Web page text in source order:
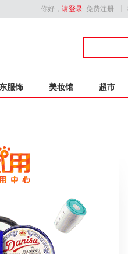
你好， 请登录 免费注册
服饰 美妆馆 超市